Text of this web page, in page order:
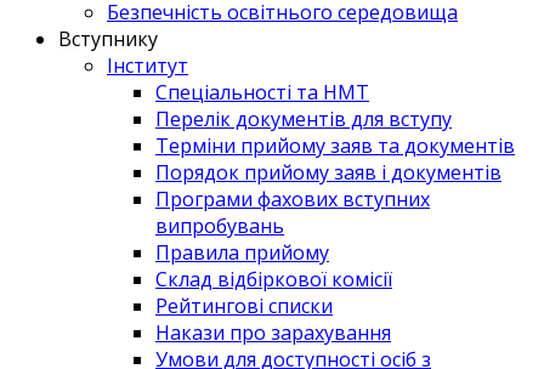
Безпечність освітнього середовища
Вступнику
Інститут
Спеціальності та НМТ
Перелік документів для вступу
Терміни прийому заяв та документів
Порядок прийому заяв і документів
Програми фахових вступних
випробувань
Правила прийому
Склад відбіркової комісії
Рейтингові списки
Накази про зарахування
Умови для доступності осіб з